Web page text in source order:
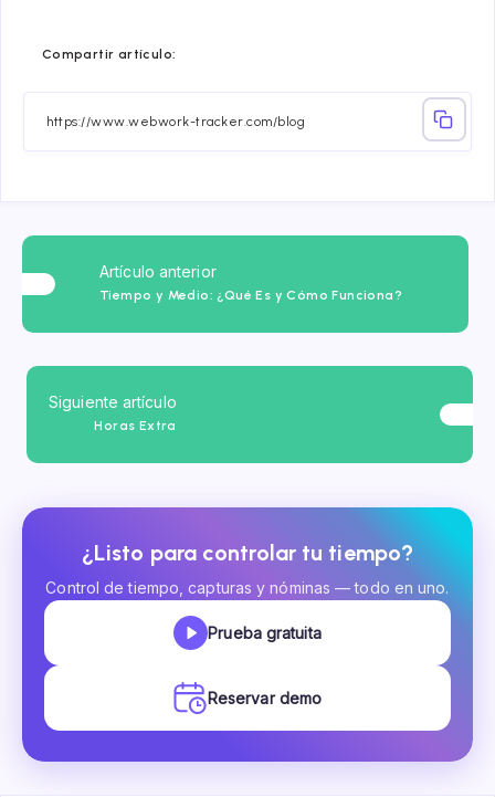
Compartir artículo:
Email
Artículo anterior
Tiempo y Medio: ¿Qué Es y Cómo Funciona?
Siguiente artículo
Horas Extra
¿Listo para controlar tu tiempo?
Control de tiempo, capturas y nóminas — todo en uno.
Prueba gratuita
Reservar demo